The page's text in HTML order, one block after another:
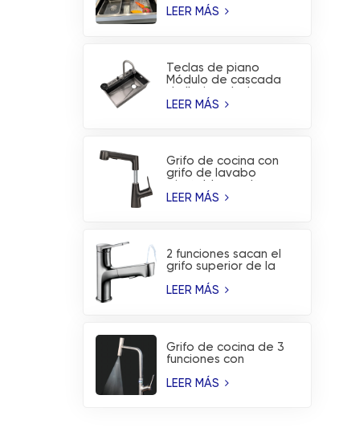
estación de trabajo
LEER MÁS
Teclas de piano
Módulo de cascada
Fregadero de cocina
LEER MÁS
Grifo de cocina con
grifo de lavabo
extraíble con 2
LEER MÁS
2 funciones sacan el
grifo superior de la
lavabo del lavado de
LEER MÁS
Grifo de cocina de 3
funciones con
temperatura y
LEER MÁS